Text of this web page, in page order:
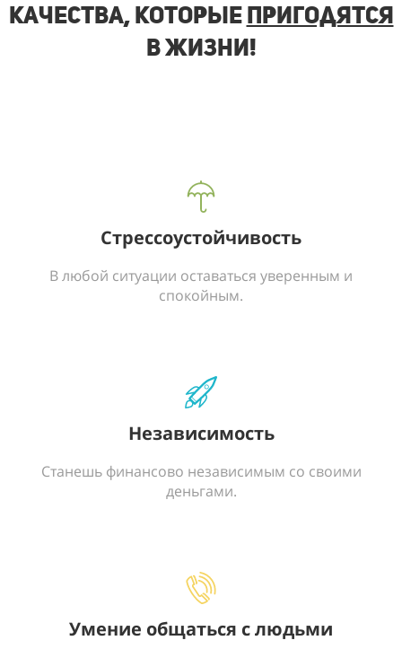
качества, которыепригодятся
в жизни!
Стрессоустойчивость
В любой ситуации оставаться уверенным и
спокойным.
Независимость
Станешь финансово независимым со своими
деньгами.
Умение общаться с людьми